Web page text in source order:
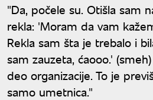
"Da, počele su. Otišla sam
rekla: 'Moram da vam
Rekla sam šta je trebalo i
sam zauzeta, ćaooo.'
deo organizacije. To je
samo umetnica."